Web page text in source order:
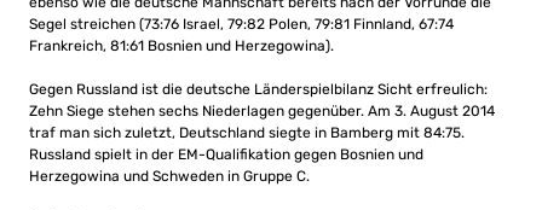
Segel streichen (73:76 Israel, 79:82 Polen, 79:81 Finnland, 67:74
Frankreich, 81:61 Bosnien und Herzegowina).
Gegen Russland ist die deutsche Länderspielbilanz Sicht erfreulich:
Zehn Siege stehen sechs Niederlagen gegenüber. Am 3. August 2014
traf man sich zuletzt, Deutschland siegte in Bamberg mit 84:75.
Russland spielt in der EM-Qualifikation gegen Bosnien und
Herzegowina und Schweden in Gruppe C.